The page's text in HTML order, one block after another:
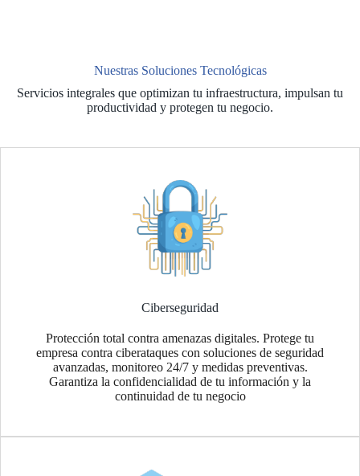
Nuestras Soluciones Tecnológicas
Servicios integrales que optimizan tu infraestructura, impulsan tu
productividad y protegen tu negocio.
Ciberseguridad
Protección total contra amenazas digitales. Protege tu
empresa contra ciberataques con soluciones de seguridad
avanzadas, monitoreo 24/7 y medidas preventivas.
Garantiza la confidencialidad de tu información y la
continuidad de tu negocio